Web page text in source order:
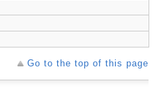
Go to the top of this page